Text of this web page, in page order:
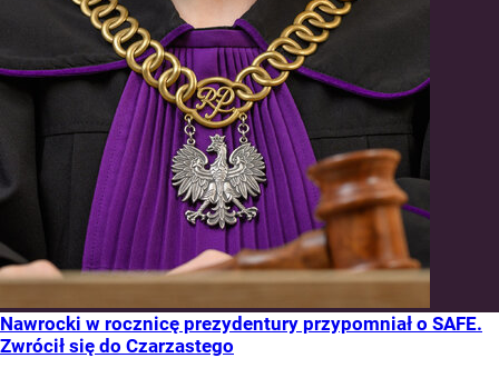
Nawrocki w rocznicę prezydentury przypomniał o SAFE.
Zwrócił się do Czarzastego